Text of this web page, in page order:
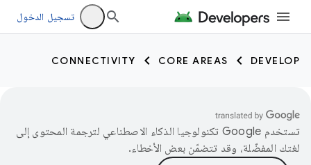
تسجيل الدخول
DEVELOP
CORE AREAS
CONNECTIVITY
تستخدم Google تكنولوجيا الذكاء الاصطناعي لترجمة المحتوى إلى
لغتك المفضّلة، وقد تتضمّن بعض الأخطاء.